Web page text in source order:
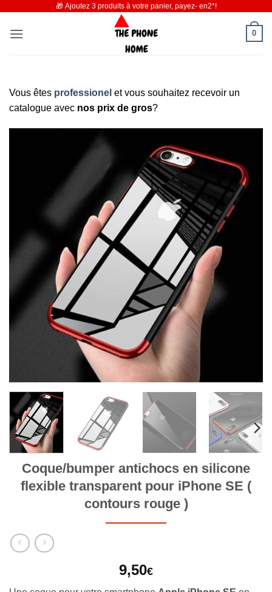
contenu
🎁 Ajoutez 3 produits à votre panier, payez- en2*!
0
Vous êtes professionel et vous souhaitez recevoir un
catalogue avec nos prix de gros?
Coque/bumper antichocs en silicone
flexible transparent pour iPhone SE (
contours rouge )
9,50€